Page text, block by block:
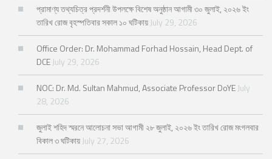
প্রামাণ্য তথ্যচিত্র প্রদর্শনী উপলক্ষে বিশেষ অনুষ্ঠান আগামী ৩০ জুলাই, ২০২৬ ইং
তারিখ রোজ বৃহস্পতিবার সকাল ১০ ঘটিকায় July 29, 2026
Office Order: Dr. Mohammad Forhad Hossain, Head Dept. of
DCE July 29, 2026
NOC: Dr. Md. Sultan Mahmud, Associate Professor DoYE July
28, 2026
জুলাই শহিদ স্মরনে আলোচনা সভা আগামী ২৮ জুলাই, ২০২৬ ইং তারিখ রোজ মংগলবার
বিকাল ৩ ঘটিকায় July 27, 2026